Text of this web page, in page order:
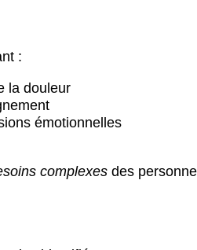
:
la douleur
émotionnelles
complexes des